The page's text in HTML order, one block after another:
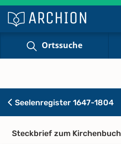
Ortssuche
Seelenregister 1647-1804
Steckbrief zum Kirchenbuch